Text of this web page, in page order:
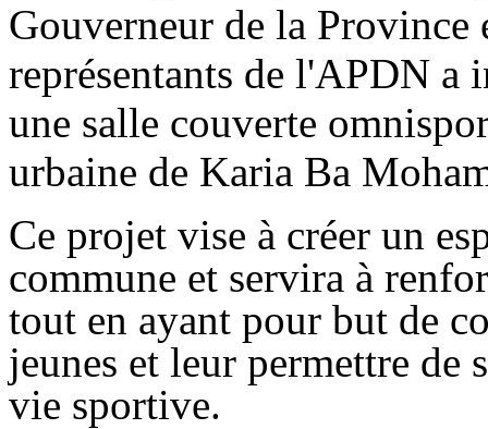
Gouverneur de la Province
représentants de l'APDN a
une salle couverte
urbaine de Karia Ba
Ce projet vise à créer un
commune et servira à
tout en ayant pour but de
jeunes et leur permettre de
vie sportive.